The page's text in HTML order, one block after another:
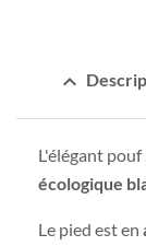
expand_less
L'élégant
écologique
Le pied est en